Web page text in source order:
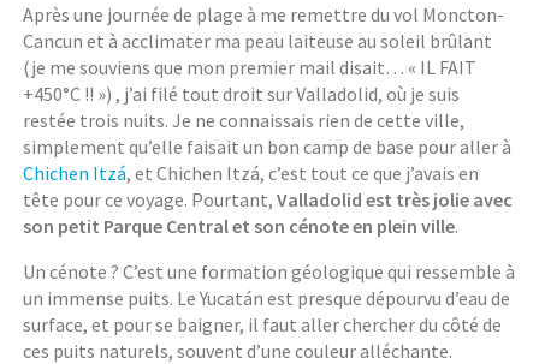
Après une journée de plage à me remettre du vol Moncton-
Cancun et à acclimater ma peau laiteuse au soleil brûlant
(je me souviens que mon premier mail disait… « IL FAIT
+450°C !! ») , j’ai filé tout droit sur Valladolid, où je suis
restée trois nuits. Je ne connaissais rien de cette ville,
simplement qu’elle faisait un bon camp de base pour aller à
Chichen Itzá, et Chichen Itzá, c’est tout ce que j’avais en
tête pour ce voyage. Pourtant,Valladolid est très jolie avec
son petit Parque Central et son cénote en plein ville.
Un cénote ? C’est une formation géologique qui ressemble à
un immense puits. Le Yucatán est presque dépourvu d’eau de
surface, et pour se baigner, il faut aller chercher du côté de
ces puits naturels, souvent d’une couleur alléchante.